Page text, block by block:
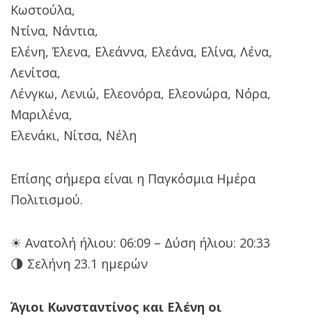
Κωστούλα,
Ντίνα, Νάντια,
Ελένη, Έλενα, Ελεάννα, Ελεάνα, Ελίνα, Λένα,
Λενίτσα,
Λένγκω, Λενιώ, Ελεονόρα, Ελεονώρα, Νόρα,
Μαριλένα,
Ελενάκι, Νίτσα, Νέλη
Επίσης σήμερα είναι η Παγκόσμια Ημέρα
Πολιτισμού.
☀ Ανατολή ήλιου: 06:09 – Δύση ήλιου: 20:33
🌗 Σελήνη 23.1 ημερών
Άγιοι Κωνσταντίνος και Ελένη οι